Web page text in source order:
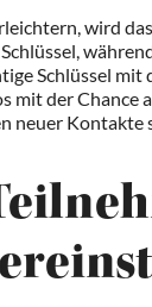
wird
Schlüssel mit
mit der Chance
neuer